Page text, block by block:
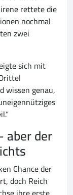
rettete die
nochmal
zwei
sich mit
wissen genau,
aber der
Chance der
doch Reich